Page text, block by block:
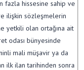
fazla hissesine sahip ve
ilişkin sözleşmelerin
yetkili olan ortağına ait
odası bünyesinde
mali müşavir ya da
ilk ilan tarihinden sonra